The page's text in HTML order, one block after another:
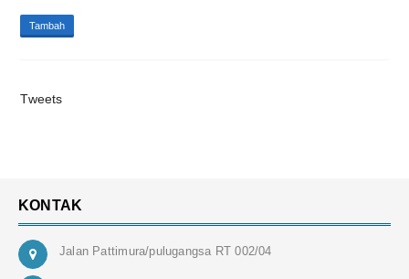
Tambah
Tweets
KONTAK
Jalan Pattimura/pulugangsa RT 002/04